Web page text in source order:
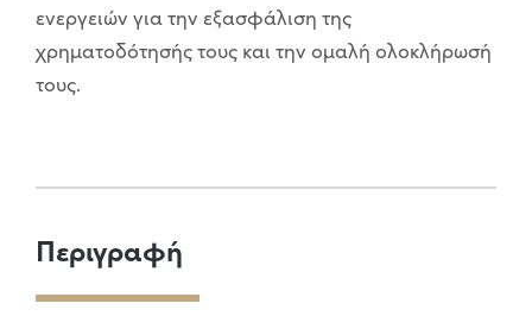
ενεργειών για την εξασφάλιση της
χρηματοδότησής τους και την ομαλή ολοκλήρωσή
τους.
Περιγραφή